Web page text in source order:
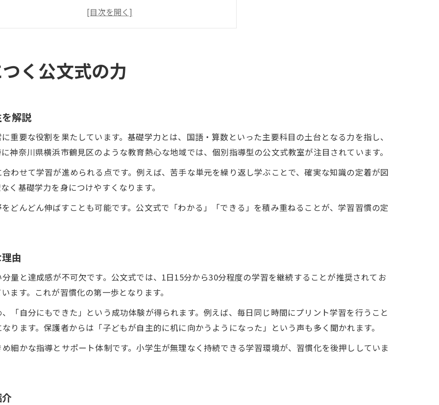
自ら学ぶ姿勢を育てる公文式の特長を紹介
小学生が無理なく学べる公文式の進め方とは
小学生の基礎学力育成に役立つ習慣とは
小学生の基礎学力育成に欠かせない日々の習慣作り
家庭でできる基礎学力育成のコツを実例で紹介
基礎学力育成に役立つ習慣化のポイントを解説
鶴見区で広がる小学生の基礎学力育成の取り組み
公文式教室が地域の学びに与える影響とは
小学生が基礎学力育成を継続するための習慣化術
基礎学力を伸ばすための家庭でのサポート法
公文式の実践が学習リズムに与える効果
小学生が楽しく続けられる学習の工夫とポイント
く公文式の力
解説
重要な役割を果たしています。基礎学力とは、国語・算数といった主要科目の土台となる力を指し、
神奈川県横浜市鶴見区のような教育熱心な地域では、個別指導型の公文式教室が注目されています。
わせて学習が進められる点です。例えば、苦手な単元を繰り返し学ぶことで、確実な知識の定着が図
く基礎学力を身につけやすくなります。
どんどん伸ばすことも可能です。公文式で「わかる」「できる」を積み重ねることが、学習習慣の定
由
量と達成感が不可欠です。公文式では、1日15分から30分程度の学習を継続することが推奨されてお
ます。これが習慣化の第一歩となります。
「自分にもできた」という成功体験が得られます。例えば、毎日同じ時間にプリント学習を行うこと
ります。保護者からは「子どもが自主的に机に向かうようになった」という声も多く聞かれます。
細かな指導とサポート体制です。小学生が無理なく持続できる学習環境が、習慣化を後押ししていま